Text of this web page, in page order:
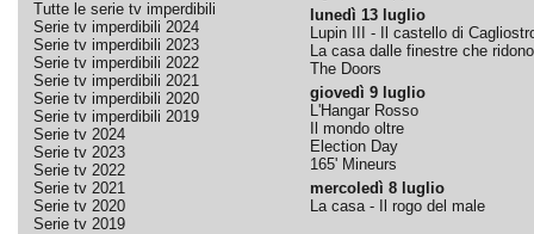
Tutte le serie tv imperdibili
Serie tv imperdibili 2024
Serie tv imperdibili 2023
Serie tv imperdibili 2022
Serie tv imperdibili 2021
Serie tv imperdibili 2020
Serie tv imperdibili 2019
Serie tv 2024
Serie tv 2023
Serie tv 2022
Serie tv 2021
Serie tv 2020
Serie tv 2019
lunedì 13 luglio
Lupin III - Il castello di
La casa dalle finestre che ridono
The Doors
giovedì 9 luglio
L'Hangar Rosso
Il mondo oltre
Election Day
165' Mineurs
mercoledì 8 luglio
La casa - Il rogo del male